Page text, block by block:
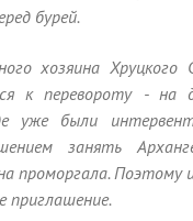
бурей.
хозяина
к перевороту - на
уже были
занять
проморгала. Поэтому
приглашение.